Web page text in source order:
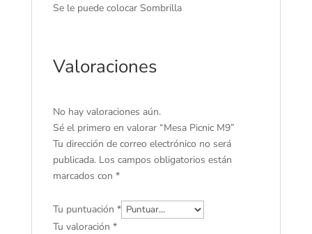
Se le puede colocar Sombrilla
Valoraciones
No hay valoraciones aún.
Sé el primero en valorar “Mesa Picnic M9”
Tu dirección de correo electrónico no será
publicada. Los campos obligatorios están
marcados con *
Tu puntuación *
Tu valoración *